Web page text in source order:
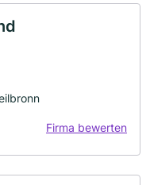
Firma bewerten